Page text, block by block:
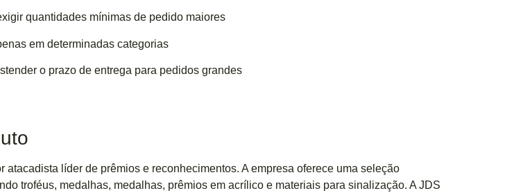
quantidades mínimas de pedido maiores
em determinadas categorias
o prazo de entrega para pedidos grandes
atacadista líder de prêmios e reconhecimentos. A empresa oferece uma seleção
troféus, medalhas, medalhas, prêmios em acrílico e materiais para sinalização. A JDS